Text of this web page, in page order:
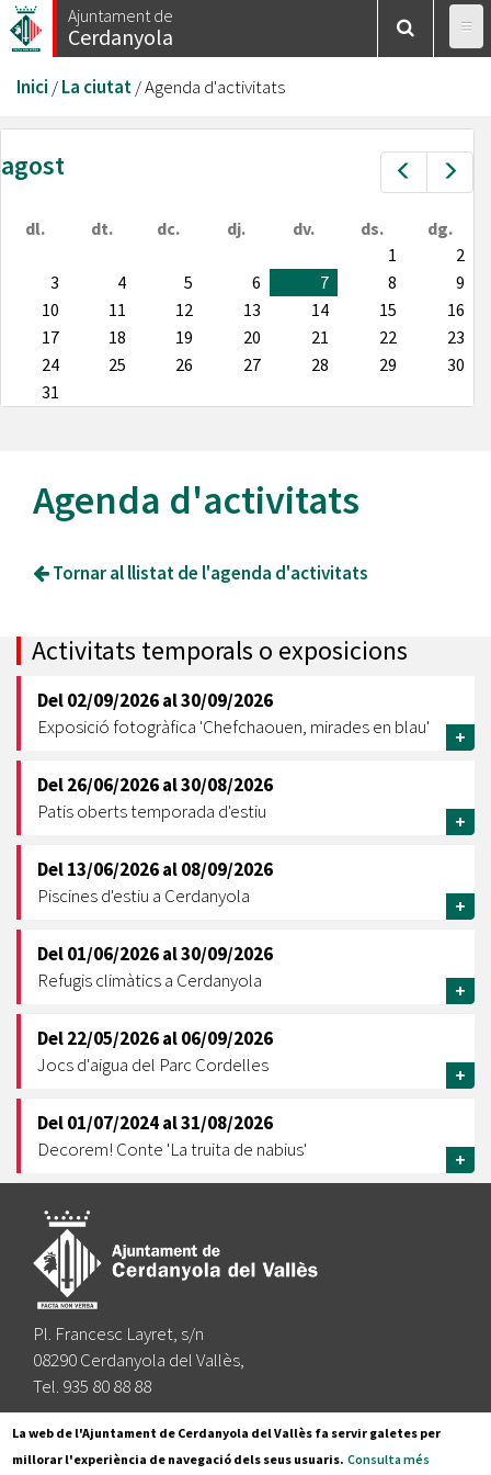
Vés
al
Ajuntament de
Cerdanyola
Esteu
aquí
Inici /La ciutat/Agenda d'activitats
Prev
agost
dl. dt. dc. dj. dv. ds.
dg.
1
2
3
4 5 6 7 8
9
10
11 12 13 14 15
16
17
18 19 20 21 22
23
24
25 26 27 28 29
30
31
Agenda d'activitats
Tornar al llistat de l'agenda d'activitats
Activitats temporals o exposicions
Del02/09/2026al30/09/2026
Exposició fotogràfica 'Chefchaouen, mirades en blau'
+
Del26/06/2026al30/08/2026
Patis oberts temporada d'estiu
+
Del13/06/2026al08/09/2026
Piscines d'estiu a Cerdanyola
+
Del01/06/2026al30/09/2026
Refugis climàtics a Cerdanyola
+
Del22/05/2026al06/09/2026
Jocs d'aigua del Parc Cordelles
+
Del01/07/2024al31/08/2026
Decorem! Conte 'La truita de nabius'
+
Pl. Francesc Layret, s/n
08290 Cerdanyola del Vallès,
Tel. 935 80 88 88
Segueix-nos a:
La web de l'Ajuntament de Cerdanyola del Vallès fa servir galetes per
millorar l'experiència de navegació dels seus usuaris. Consulta més